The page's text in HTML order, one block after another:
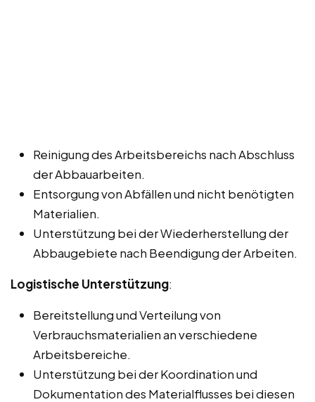
Reinigung des Arbeitsbereichs nach Abschluss
der Abbauarbeiten.
Entsorgung von Abfällen und nicht benötigten
Materialien.
Unterstützung bei der Wiederherstellung der
Abbaugebiete nach Beendigung der Arbeiten.
Logistische Unterstützung:
Bereitstellung und Verteilung von
Verbrauchsmaterialien an verschiedene
Arbeitsbereiche.
Unterstützung bei der Koordination und
Dokumentation des Materialflusses bei diesen